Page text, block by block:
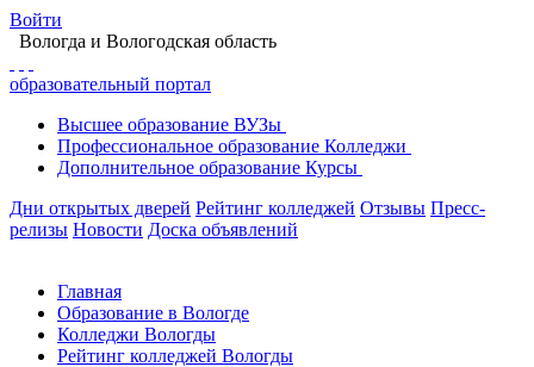
Войти
Вологда и Вологодская область
образовательный портал
Высшее образование ВУЗы
Профессиональное образование Колледжи
Дополнительное образование Курсы
Дни открытых дверей Рейтинг колледжей Отзывы Пресс-
релизы Новости Доска объявлений
Главная
Образование в Вологде
Колледжи Вологды
Рейтинг колледжей Вологды